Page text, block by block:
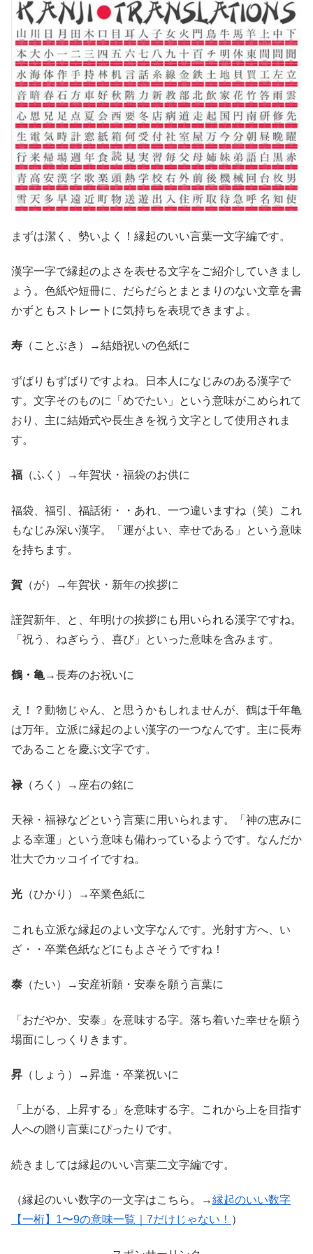
まずは潔く、勢いよく！縁起のいい言葉一文字編です。
漢字一字で縁起のよさを表せる文字をご紹介していきまし
ょう。色紙や短冊に、だらだらとまとまりのない文章を書
かずともストレートに気持ちを表現できますよ。
寿 （ことぶき）→結婚祝いの色紙に
ずばりもずばりですよね。日本人になじみのある漢字で
す。文字そのものに「めでたい」という意味がこめられて
おり、主に結婚式や長生きを祝う文字として使用されま
す。
福 （ふく）→年賀状・福袋のお供に
福袋、福引、福話術・・あれ、一つ違いますね（笑）これ
もなじみ深い漢字。「運がよい、幸せである」という意味
を持ちます。
賀 （が）→年賀状・新年の挨拶に
謹賀新年、と、年明けの挨拶にも用いられる漢字ですね。
「祝う、ねぎらう、喜び」といった意味を含みます。
鶴・亀→長寿のお祝いに
え！？動物じゃん、と思うかもしれませんが、鶴は千年亀
は万年。立派に縁起のよい漢字の一つなんです。主に長寿
であることを慶ぶ文字です。
禄（ろく）→座右の銘に
天禄・福禄などという言葉に用いられます。「神の恵みに
よる幸運」という意味も備わっているようです。なんだか
壮大でカッコイイですね。
光 （ひかり）→卒業色紙に
これも立派な縁起のよい文字なんです。光射す方へ、い
ざ・・卒業色紙などにもよさそうですね！
泰 （たい）→安産祈願・安泰を願う言葉に
「おだやか、安泰」を意味する字。落ち着いた幸せを願う
場面にしっくりきます。
昇 （しょう）→昇進・卒業祝いに
「上がる、上昇する」を意味する字。これから上を目指す
人への贈り言葉にぴったりです。
続きましては縁起のいい言葉二文字編です。
（縁起のいい数字の一文字はこちら。→縁起のいい数字
【一桁】1〜9の意味一覧｜7だけじゃない！ ）